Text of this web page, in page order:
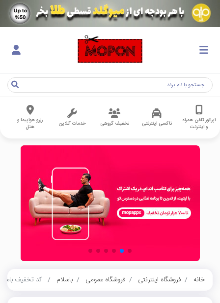
اپراتور تلفن همراه
و اینترنت
تاکسی اینترنتی تخفیف گروهی خدمات آنلاین
رزرو هواپیما و
هتل
خانه فروشگاه اینترنتی فروشگاه عمومی باسلام کد تخفیف